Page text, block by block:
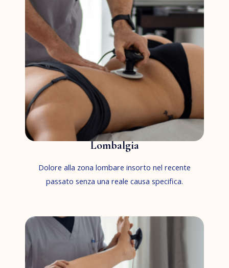
Lombalgia
Dolore alla zona lombare insorto nel recente
passato senza una reale causa specifica.